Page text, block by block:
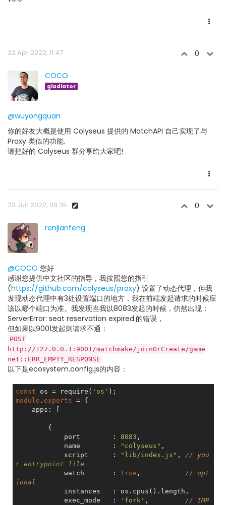
22 Apr 2022, 11:47 0
COCO
gladiator
@wuyongquan
你的好友大概是使用 Colyseus 提供的 MatchAPI 自己实现了与
Proxy 类似的功能.
请把好的 Colyseus 群分享给大家吧!
23 Jun 2022, 08:35 0
renjianfeng
@COCO 您好
感谢您提供中文社区的指导，我按照您的指引
(https://github.com/colyseus/proxy) 设置了动态代理，但我
发现动态代理中有3处设置端口的地方，我在前端发起请求的时候应
该以哪个端口为准。我发现当我以8083发起的时候，仍然出现：
ServerError: seat reservation expired.的错误，
但如果以9001发起则请求不通：
POST
http://127.0.0.1:9001/matchmake/joinOrCreate/game
net::ERR_EMPTY_RESPONSE
以下是ecosystem.config.js的内容：
const os = require( 'os'
module . exports = {
            port        :
8083 ,
            name        :
"colyseus" ,
            script      :
"lib/index.js" , // you
r entrypoint file
            watch       :
true , // opt
ional
            exec_mode   :
'fork' , // IMP